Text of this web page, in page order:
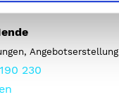
Angebotserstellung
230